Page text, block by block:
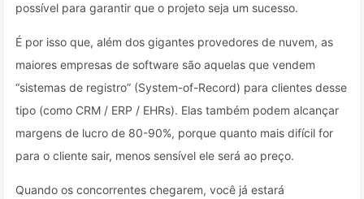
possível para garantir que o projeto seja um sucesso.
É por isso que, além dos gigantes provedores de nuvem, as
maiores empresas de software são aquelas que vendem
“sistemas de registro” (System-of-Record) para clientes desse
tipo (como CRM / ERP / EHRs). Elas também podem alcançar
margens de lucro de 80-90%, porque quanto mais difícil for
para o cliente sair, menos sensível ele será ao preço.
Quando os concorrentes chegarem, você já estará